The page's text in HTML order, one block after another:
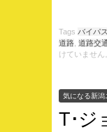
Tags バイパス
道路 道路交
けていません
気になる新潟
T･ジ